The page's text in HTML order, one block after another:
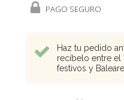
PAGO SEGURO
Haz tu pedido
recíbelo entre el
festivos y